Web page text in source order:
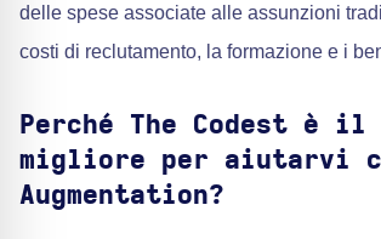
delle spese associate alle assunzioni
costi di reclutamento, la formazione e i
Perché The Codest è il
migliore per aiutarvi
Augmentation?